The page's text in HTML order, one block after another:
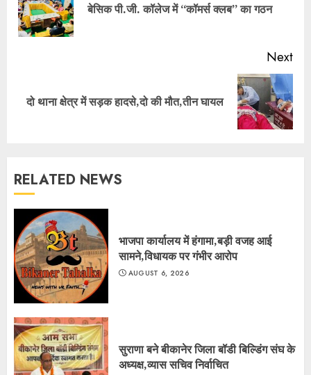
बेसिक पी.जी. कॉलेज में ‘‘कॉमर्स क्लब’’ का गठन
Next
Next
दो थाना क्षेत्र में सड़क हादसे,दो की मौत,तीन घायल
RELATED NEWS
भाजपा कार्यालय में हंगामा,बड़ी वजह आई
सामने,विधायक पर गंभीर आरोप
AUGUST 6, 2026
सुराणा बने बीकानेर जिला बॉडी बिल्डिंग संघ के
अध्यक्ष,व्यास सचिव निर्वाचित